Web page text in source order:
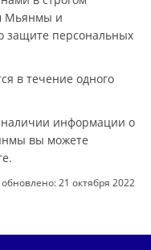
Мьянмы и
защите персональных
в течение одного
информации о
вы можете
обновлено: 21 октября 2022